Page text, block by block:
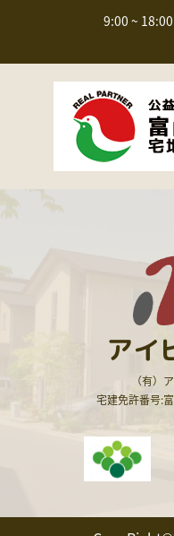
9:00 ~
アイ
（有）
宅建免許番号: